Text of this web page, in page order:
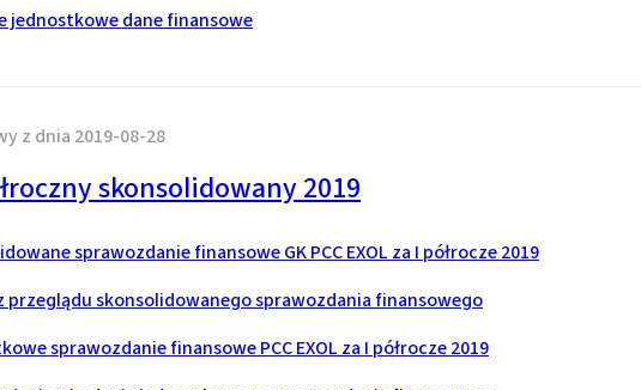
jednostkowe dane finansowe
z dnia 2019-08-28
skonsolidowany 2019
sprawozdanie finansowe GK PCC EXOL za I półrocze 2019
przeglądu skonsolidowanego sprawozdania finansowego
sprawozdanie finansowe PCC EXOL za I półrocze 2019